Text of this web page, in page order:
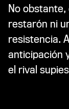
No
restarón ni
resistencia.
anticipación
el rival